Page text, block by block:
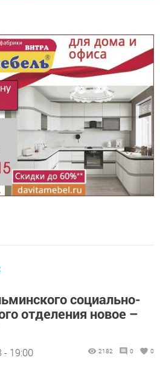
социально-
отделения новое –
- 19:00 2182 0 0